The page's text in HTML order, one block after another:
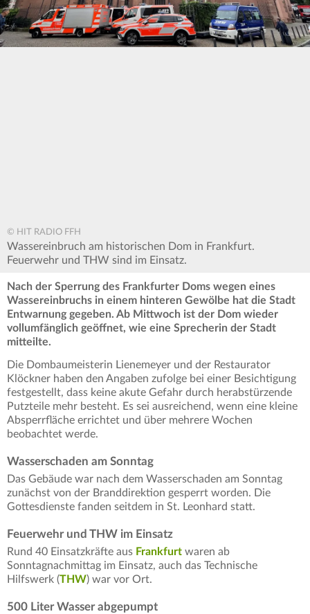
© HIT RADIO FFH
Wassereinbruch am historischen Dom in Frankfurt.
Feuerwehr und THW sind im Einsatz.
Nach der Sperrung des Frankfurter Doms wegen eines
Wassereinbruchs in einem hinteren Gewölbe hat die Stadt
Entwarnung gegeben. Ab Mittwoch ist der Dom wieder
vollumfänglich geöffnet, wie eine Sprecherin der Stadt
mitteilte.
Die Dombaumeisterin Lienemeyer und der Restaurator
Klöckner haben den Angaben zufolge bei einer Besichtigung
festgestellt, dass keine akute Gefahr durch herabstürzende
Putzteile mehr besteht. Es sei ausreichend, wenn eine kleine
Absperrfläche errichtet und über mehrere Wochen
beobachtet werde.
Wasserschaden am Sonntag
Das Gebäude war nach dem Wasserschaden am Sonntag
zunächst von der Branddirektion gesperrt worden. Die
Gottesdienste fanden seitdem in St. Leonhard statt.
Feuerwehr und THW im Einsatz
Rund 40 Einsatzkräfte aus Frankfurt waren ab
Sonntagnachmittag im Einsatz, auch das Technische
Hilfswerk (THW) war vor Ort.
500 Liter Wasser abgepumpt